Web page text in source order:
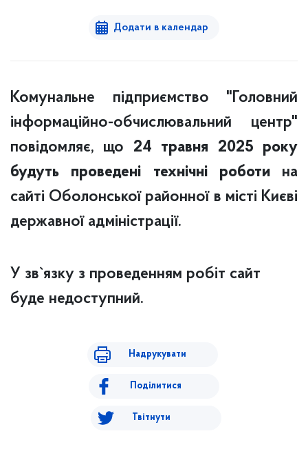
Додати в календар
Комунальне підприємство "Головний
інформаційно-обчислювальний центр"
повідомляє, що 24 травня 2025 року
будуть проведені технічні роботина
сайті Оболонської районної в місті Києві
державної адміністрації.
У зв`язку з проведенням робіт сайт
буде недоступний.
Надрукувати
Поділитися
Твітнути